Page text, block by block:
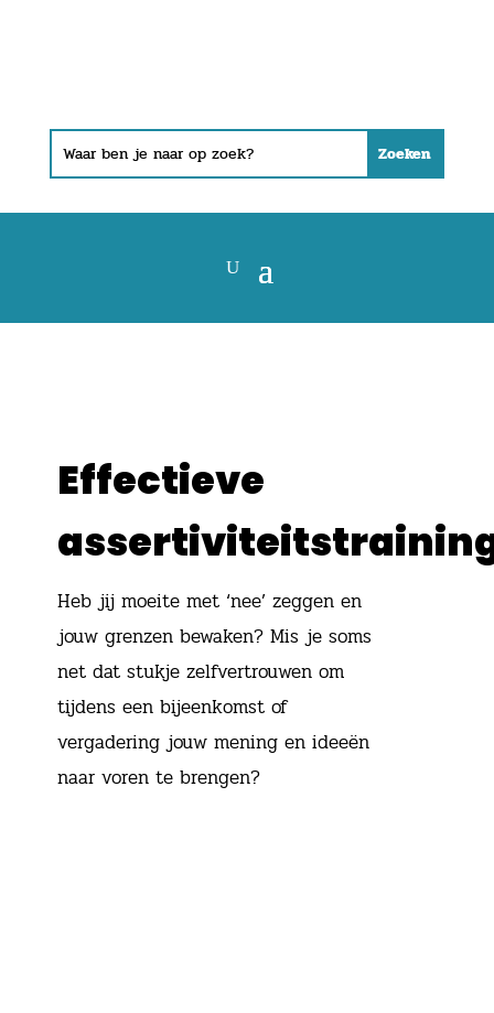
Effectieve
Heb jij moeite met ‘nee’ zeggen en
jouw grenzen bewaken? Mis je soms
net dat stukje zelfvertrouwen om
tijdens een bijeenkomst of
vergadering jouw mening en ideeën
naar voren te brengen?